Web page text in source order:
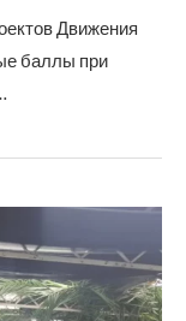
Движения
баллы при